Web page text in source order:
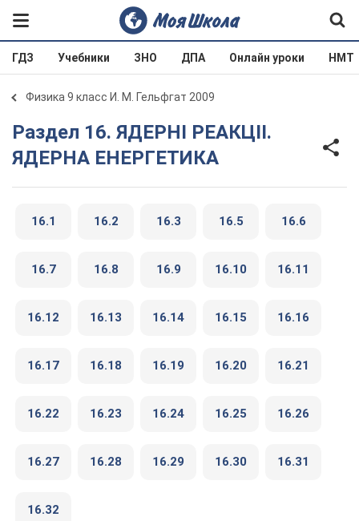
ГДЗ Учебники ЗНО ДПА Онлайн уроки НМТ
Физика 9 класс И. М. Гельфгат 2009
Раздел 16. ЯДЕРНI РЕАКЦIІ.
ЯДЕРНА ЕНЕРГЕТИКА
16.1 16.2 16.3 16.5 16.6
16.7 16.8 16.9 16.10 16.11
16.12 16.13 16.14 16.15 16.16
16.17 16.18 16.19 16.20 16.21
16.22 16.23 16.24 16.25 16.26
16.27 16.28 16.29 16.30 16.31
16.32